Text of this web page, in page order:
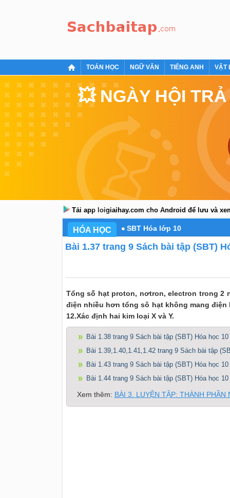
TOÁN HỌC NGỮ VĂN TIẾNG ANH VẬT
💥 NGÀY HỘI
Tải app loigiaihay.com cho Android để lưu và
HÓA HỌC SBT Hóa lớp 10
Bài 1.37 trang 9 Sách bài tập (SBT)
Tổng số hạt proton, nơtron, electron trong 2
điện nhiều hơn tổng sô hạt không mang
12.Xác định hai kim loại X và Y.
Bài 1.38 trang 9 Sách bài tập (SBT) Hóa học 10
Bài 1.39,1.40,1.41,1.42 trang 9 Sách bài tập
Bài 1.43 trang 9 Sách bài tập (SBT) Hóa học 10
Bài 1.44 trang 9 Sách bài tập (SBT) Hóa học 10
Xem thêm: BÀI 3. LUYỆN TẬP: THÀNH PHẦN